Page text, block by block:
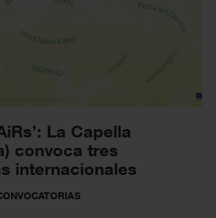
La Capella
convoca tres
internacionales